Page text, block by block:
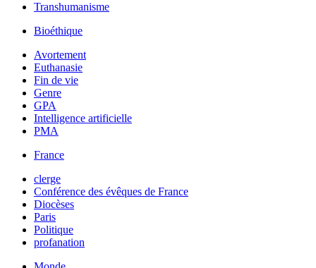
Transhumanisme
Bioéthique
Avortement
Euthanasie
Fin de vie
Genre
GPA
Intelligence artificielle
PMA
France
clerge
Conférence des évêques de France
Diocèses
Paris
Politique
profanation